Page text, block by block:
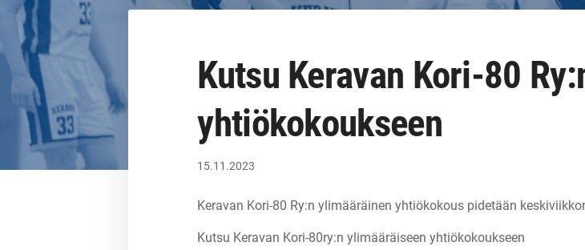
Kutsu Keravan Kori-80
yhtiökokoukseen
15.11.2023
Keravan Kori-80 Ry:n ylimääräinen yhtiökokous pidetään
Kutsu Keravan Kori-80ry:n ylimääräiseen yhtiökokoukseen